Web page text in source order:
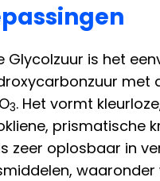
Glycolzuur is het
met
O3. Het vormt
prismatische
zeer oplosbaar in
waaronder